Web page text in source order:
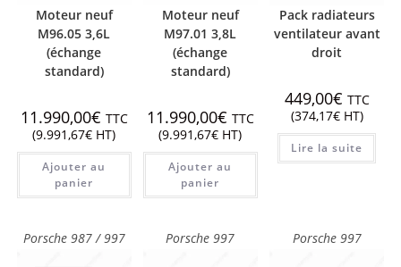
Moteur neuf
M96.05 3,6L
(échange
standard)
11.990,00€ TTC
(9.991,67€ HT)
Ajouter au
panier
Moteur neuf
M97.01 3,8L
(échange
standard)
11.990,00€ TTC
(9.991,67€ HT)
Ajouter au
panier
Pack radiateurs
ventilateur avant
droit
449,00€ TTC
(374,17€HT)
Lire la suite
Porsche 987 / 997 Porsche 997 Porsche 997